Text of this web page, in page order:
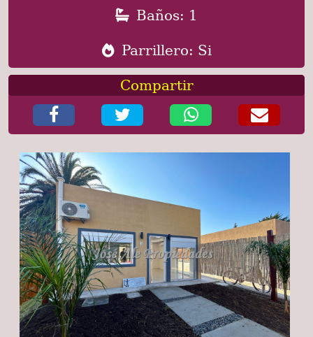
Baños: 1
Parrillero: Si
Compartir